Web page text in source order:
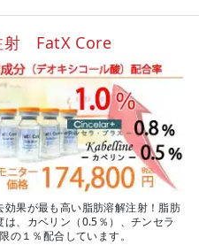
射 FatX Core
果が最も高い脂肪溶解注射！脂肪
、カベリン（0.5％）、チンセラ
の１％配合しています。